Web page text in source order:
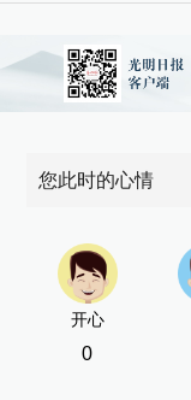
您此时的心情
开心
0